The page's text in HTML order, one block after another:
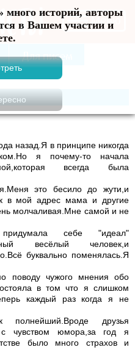
много историй, авторы
в Вашем участии и
Меню
назад.Я в принципе никогда
я почему-то начала
всегда была
это бесило до жути,и
в мой адрес мама и другие
молчаливая.Мне самой и не
себе "идеал"
весёлый человек,и
буквально поменялась.Я
поводу чужого мнения обо
в том что я слишком
каждый раз когда я не
полнейший.Вроде друзья
с чувством юмора,за год я
было много страхов и